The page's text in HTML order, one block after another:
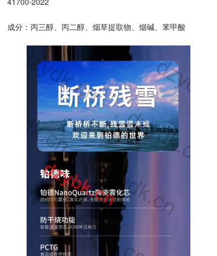
成分：丙三醇、丙二醇、烟草提取物、烟碱、苯甲酸